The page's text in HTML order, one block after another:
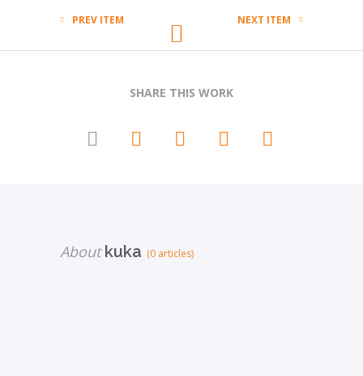
PREV ITEM NEXT ITEM
SHARE THIS WORK
Aboutkuka (0 articles)